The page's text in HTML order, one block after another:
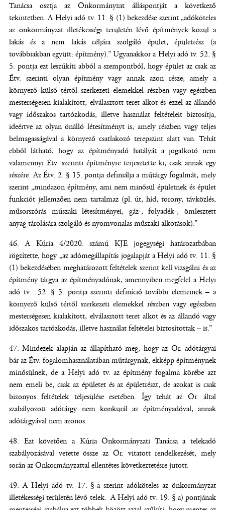
Tanácsa osztja az Önkormányzat álláspontját a következő
tekintetben. A Helyi adó tv. 11. § (1) bekezdése szerint „adóköteles
az önkormányzat illetékességi területén lévő építmények közül a
lakás és a nem lakás céljára szolgáló épület, épületrész (a
továbbiakban együtt: építmény).” Ugyanakkor a Helyi adó tv. 52. §
5. pontja ezt leszűkíti abból a szempontból, hogy épület az csak az
Étv. szerinti olyan építmény vagy annak azon része, amely a
környező külső tértől szerkezeti elemekkel részben vagy egészben
mesterségesen kialakított, elválasztott teret alkot és ezzel az állandó
vagy időszakos tartózkodás, illetve használat feltételeit biztosítja,
ideértve az olyan önálló létesítményt is, amely részben vagy teljes
belmagasságával a környező csatlakozó terepszint alatt van. Tehát
ebből látható, hogy az építményadó hatályát a jogalkotó nem
valamennyi Étv. szerinti építményre terjesztette ki, csak annak egy
részére. Az Étv. 2. § 15. pontja definiálja a műtárgy fogalmát, mely
szerint „mindazon építmény, ami nem minősül épületnek és épület
funkciót jellemzően nem tartalmaz (pl. út, híd, torony, távközlés,
műsorszórás műszaki létesítményei, gáz-, folyadék-, ömlesztett
anyag tárolására szolgáló és nyomvonalas műszaki alkotások).”
A Kúria 4/2020. számú KJE jogegységi határozatbában
rögzítette, hogy „az adómegállapítás jogalapját a Helyi adó tv. 11. §
(1) bekezdésében meghatározott feltételek szerint kell vizsgálni és az
építmény tárgya az építményadónak, amennyiben megfelel a Helyi
adó tv. 52. § 5. pontja szerinti definíció további elemeinek – a
környező külső tértől szerkezeti elemekkel részben vagy egészben
mesterségesen kialakított, elválasztott teret alkot és az állandó vagy
időszakos tartózkodás, illetve használat feltételei biztosítottak – is.”
Mindezek alapján az állapítható meg, hogy az Ör. adótárgyai
bár az Étv. fogalomhasználatában műtárgynak, ekképp építménynek
minősülnek, de a Helyi adó tv. az építmény fogalma körébe azt
nem emeli be, csak az épületet és az épületrészt, de azokat is csak
bizonyos feltételek teljesülése esetében. Így tehát az Ör. által
szabályozott adótárgy nem konkurál az építményadóval, annak
adótárgyával nem azonos.
Ezt követően a Kúria Önkormányzati Tanácsa a telekadó
szabályozásával vetette össze az Ör. vitatott rendelkezését, mely
során az Önkormányzattal ellentétes következtetésre jutott.
A Helyi adó tv. 17. §-a szerint adóköteles az önkormányzat
illetékességi területén lévő telek. A Helyi adó tv. 19. § a) pontjának